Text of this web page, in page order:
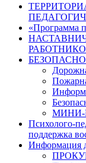
«Программа
МИНИ-
Психолого-
поддержка
Информация